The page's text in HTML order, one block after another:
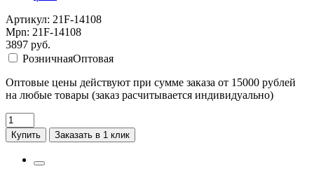
Артикул: 21F-14108
Mpn: 21F-14108
3897 руб.
РозничнаяОптовая
Оптовые цены действуют при сумме заказа от 15000 рублей
на любые товары (заказ расчитывается индивидуально)
Купить Заказать в 1 клик